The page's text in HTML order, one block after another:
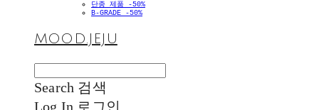
단종 제품 -50%
B-GRADE -50%
MOOD.JEJU
Search 검색
Log In 로그인